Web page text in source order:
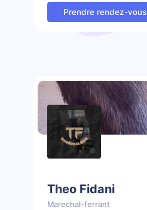
Prendre rendez-vous
Theo Fidani
Marechal-ferrant